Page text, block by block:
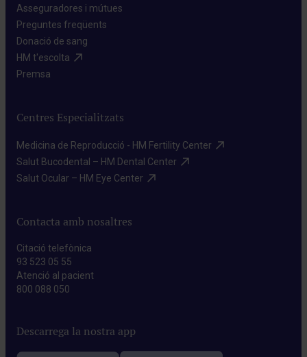
Asseguradores i mútues​
Preguntes freqüents​
Donació de sang​
HM t'escolta​
Premsa​
Centres Especialitzats
Medicina de Reproducció - HM Fertility Center​
Salut Bucodental – HM Dental Center​
Salut Ocular – HM Eye Center​
Contacta amb nosaltres
Citació telefònica
93 523 05 55
Atenció al pacient
800 088 050
Descarrega la nostra app